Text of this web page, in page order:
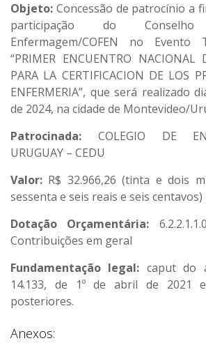
Objeto: Concessão de patrocínio a
participação do
Enfermagem/COFEN no Evento
“PRIMER ENCUENTRO NACIONAL
PARA LA CERTIFICACION DE LOS
ENFERMERIA”, que será realizado
de 2024, na cidade de Montevideo/
Patrocinada: COLEGIO DE
URUGUAY​ – CEDU
Valor: R$ 32.966,26 (tinta e dois
sessenta e seis reais e seis centavos)
Dotação Orçamentária:
Contribuições em geral
Fundamentação legal: caput do
14.133, de 1º de abril de 2021
posteriores.
Anexos: